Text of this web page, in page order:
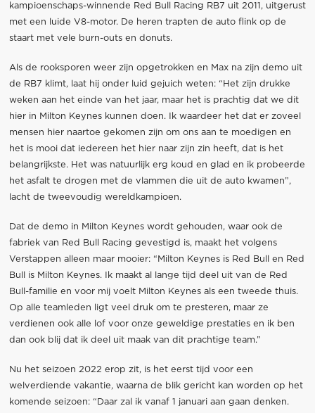
kampioenschaps-winnende Red Bull Racing RB7 uit 2011, uitgerust
met een luide V8-motor. De heren trapten de auto flink op de
staart met vele burn-outs en donuts.
Als de rooksporen weer zijn opgetrokken en Max na zijn demo uit
de RB7 klimt, laat hij onder luid gejuich weten: “Het zijn drukke
weken aan het einde van het jaar, maar het is prachtig dat we dit
hier in Milton Keynes kunnen doen. Ik waardeer het dat er zoveel
mensen hier naartoe gekomen zijn om ons aan te moedigen en
het is mooi dat iedereen het hier naar zijn zin heeft, dat is het
belangrijkste. Het was natuurlijk erg koud en glad en ik probeerde
het asfalt te drogen met de vlammen die uit de auto kwamen”,
lacht de tweevoudig wereldkampioen.
Dat de demo in Milton Keynes wordt gehouden, waar ook de
fabriek van Red Bull Racing gevestigd is, maakt het volgens
Verstappen alleen maar mooier: “Milton Keynes is Red Bull en Red
Bull is Milton Keynes. Ik maakt al lange tijd deel uit van de Red
Bull-familie en voor mij voelt Milton Keynes als een tweede thuis.
Op alle teamleden ligt veel druk om te presteren, maar ze
verdienen ook alle lof voor onze geweldige prestaties en ik ben
dan ook blij dat ik deel uit maak van dit prachtige team.”
Nu het seizoen 2022 erop zit, is het eerst tijd voor een
welverdiende vakantie, waarna de blik gericht kan worden op het
komende seizoen: “Daar zal ik vanaf 1 januari aan gaan denken.